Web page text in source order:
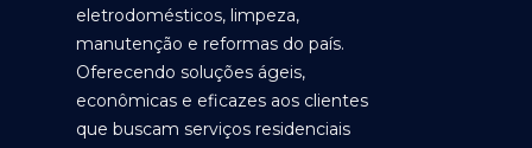
eletrodomésticos, limpeza,
manutenção e reformas do país.
Oferecendo soluções ágeis,
econômicas e eficazes aos clientes
que buscam serviços residenciais